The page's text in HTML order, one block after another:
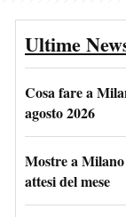
Ultime
Cosa fare a
agosto 2026
Mostre a
attesi del mese